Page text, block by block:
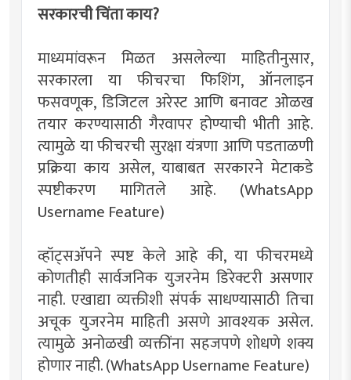
सरकारची चिंता काय?
माध्यमांवरून मिळत असलेल्या माहितीनुसार,
सरकारला या फीचरचा फिशिंग, ऑनलाइन
फसवणूक, डिजिटल अरेस्ट आणि बनावट ओळख
तयार करण्यासाठी गैरवापर होण्याची भीती आहे.
त्यामुळे या फीचरची सुरक्षा यंत्रणा आणि पडताळणी
प्रक्रिया काय असेल, याबाबत सरकारने मेटाकडे
स्पष्टीकरण मागितले आहे. (WhatsApp
Username Feature)
व्हॉट्सॲपने स्पष्ट केले आहे की, या फीचरमध्ये
कोणतीही सार्वजनिक युजरनेम डिरेक्टरी असणार
नाही. एखाद्या व्यक्तीशी संपर्क साधण्यासाठी तिचा
अचूक युजरनेम माहिती असणे आवश्यक असेल.
त्यामुळे अनोळखी व्यक्तींना सहजपणे शोधणे शक्य
होणार नाही. (WhatsApp Username Feature)